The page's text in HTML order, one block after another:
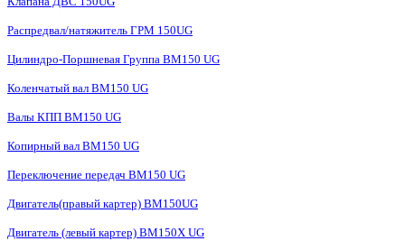
Распредвал/натяжитель ГРМ 150UG
Цилиндро-Поршневая Группа BM150 UG
Коленчатый вал BM150 UG
Валы КПП BM150 UG
Копирный вал BM150 UG
Переключение передач BM150 UG
Двигатель(правый картер) ВМ150UG
Двигатель (левый картер) BM150X UG